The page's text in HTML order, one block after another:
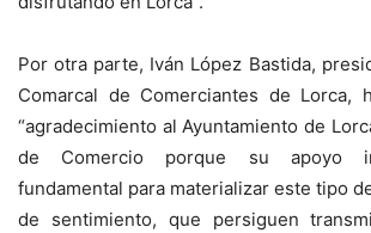
Por otra parte, Iván López Bastida,
Comarcal de Comerciantes de Lorca,
“agradecimiento al Ayuntamiento de
de Comercio porque su apoyo
fundamental para materializar este tipo
de sentimiento, que persiguen